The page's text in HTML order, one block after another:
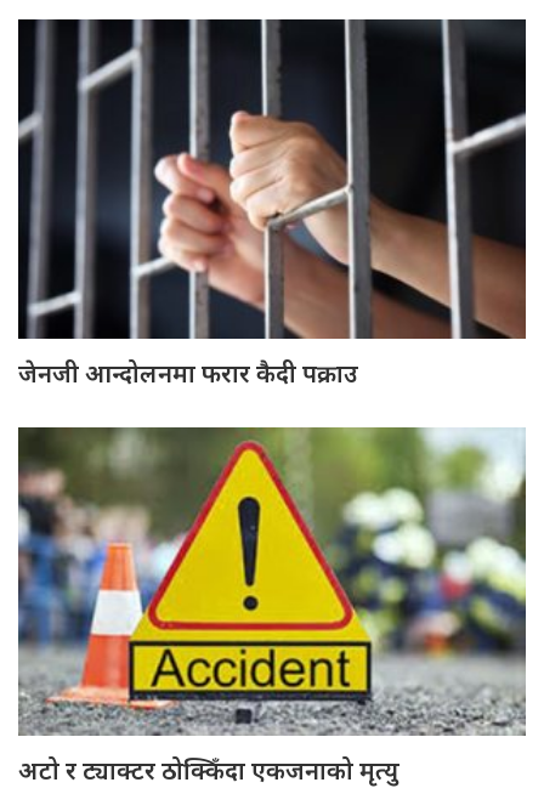
जेनजी आन्दोलनमा फरार कैदी पक्राउ
अटो र ट्याक्टर ठोक्किँदा एकजनाको मृत्यु